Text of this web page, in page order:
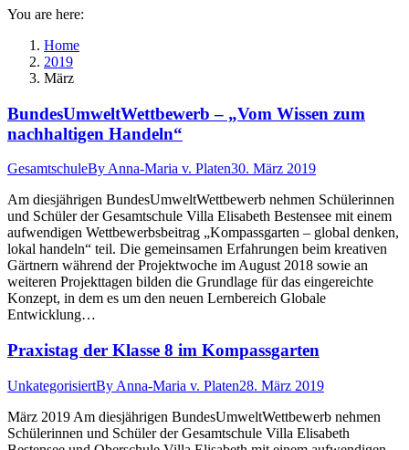
You are here:
Home
2019
März
BundesUmweltWettbewerb – „Vom Wissen zum
nachhaltigen Handeln“
GesamtschuleBy Anna-Maria v. Platen30. März 2019
Am diesjährigen BundesUmweltWettbewerb nehmen Schülerinnen
und Schüler der Gesamtschule Villa Elisabeth Bestensee mit einem
aufwendigen Wettbewerbsbeitrag „Kompassgarten – global denken,
lokal handeln“ teil. Die gemeinsamen Erfahrungen beim kreativen
Gärtnern während der Projektwoche im August 2018 sowie an
weiteren Projekttagen bilden die Grundlage für das eingereichte
Konzept, in dem es um den neuen Lernbereich Globale
Entwicklung…
Praxistag der Klasse 8 im Kompassgarten
UnkategorisiertBy Anna-Maria v. Platen28. März 2019
März 2019 Am diesjährigen BundesUmweltWettbewerb nehmen
Schülerinnen und Schüler der Gesamtschule Villa Elisabeth